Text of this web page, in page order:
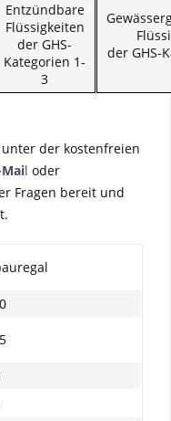
Entzündbare
Flüssigkeiten
der GHS-
Kategorien 1-
3
der GHS-
der kostenfreien
Mail oder
Fragen bereit und